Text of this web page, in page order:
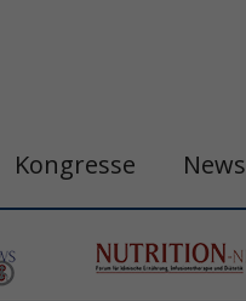
Kongresse News